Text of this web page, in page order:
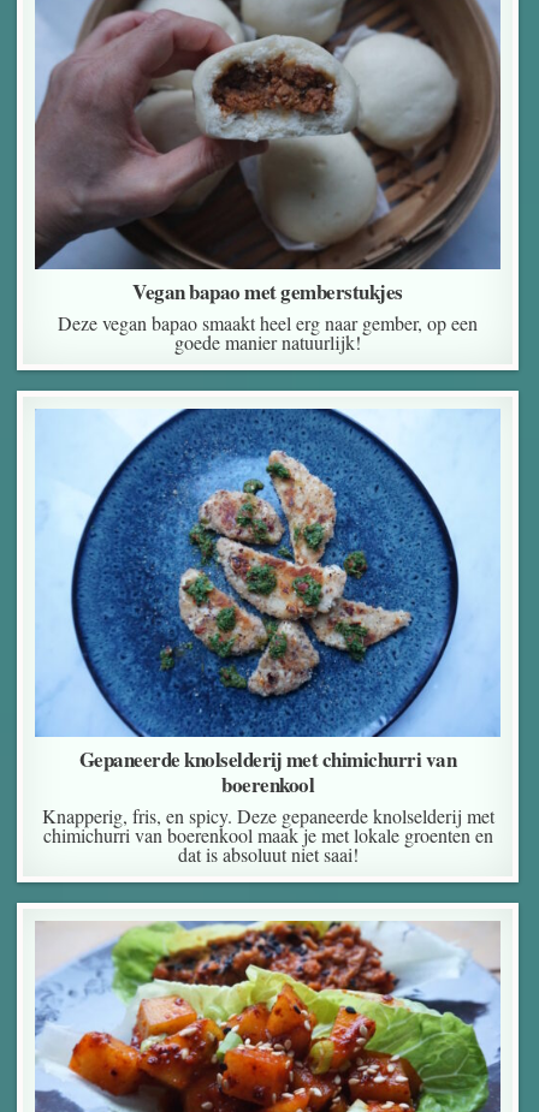
Vegan bapao met gemberstukjes
Deze vegan bapao smaakt heel erg naar gember, op een
goede manier natuurlijk!
Gepaneerde knolselderij met chimichurri van
boerenkool
Knapperig, fris, en spicy. Deze gepaneerde knolselderij met
chimichurri van boerenkool maak je met lokale groenten en
dat is absoluut niet saai!